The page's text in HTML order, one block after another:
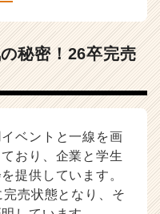
秘密！26卒完売
ベントと一線を画
おり、企業と学生
提供しています。
売状態となり、そ